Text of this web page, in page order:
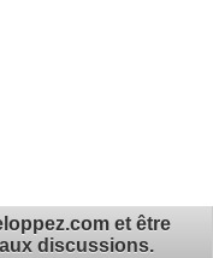
et être
discussions.